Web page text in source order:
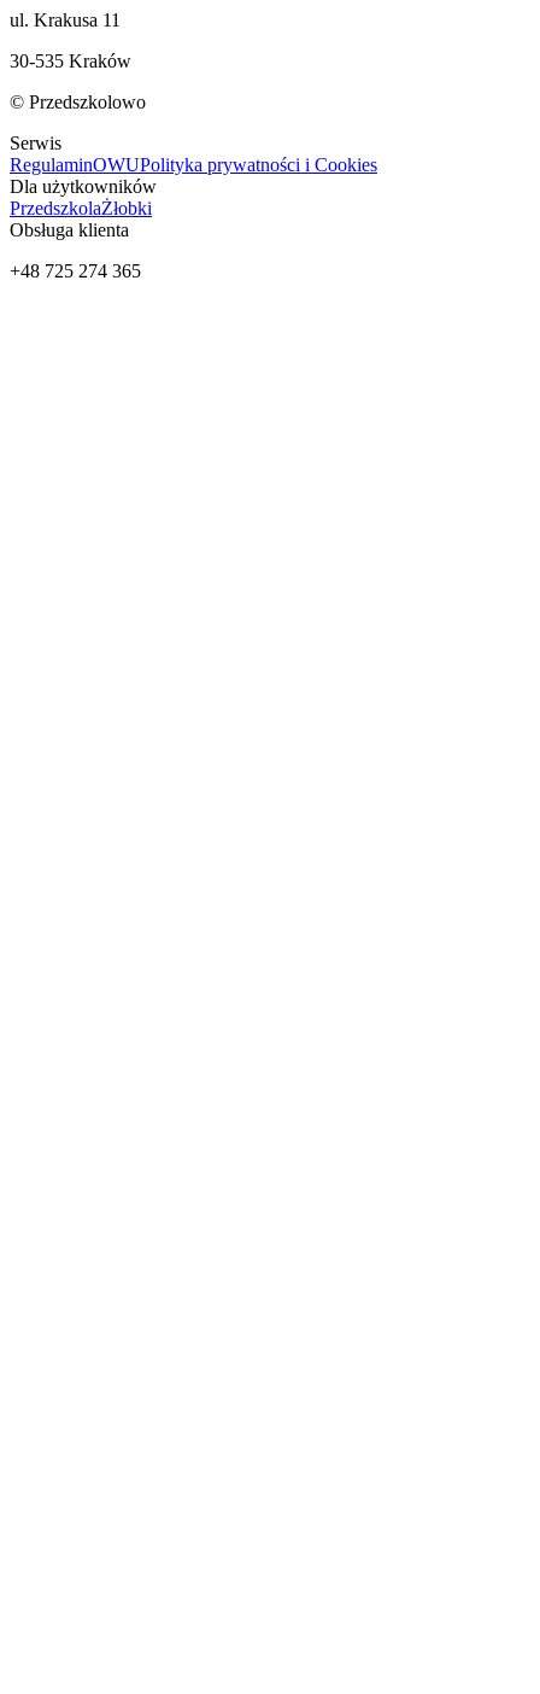
ul. Krakusa 11
30-535 Kraków
© Przedszkolowo
Serwis
RegulaminOWUPolityka prywatności i Cookies
Dla użytkowników
PrzedszkolaŻłobki
Obsługa klienta
+48 725 274 365